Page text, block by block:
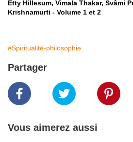
Etty Hillesum, Vimala Thakar, Svâmi
Krishnamurti - Volume 1 et 2
#Spiritualité-philosophie
Partager
Vous aimerez aussi